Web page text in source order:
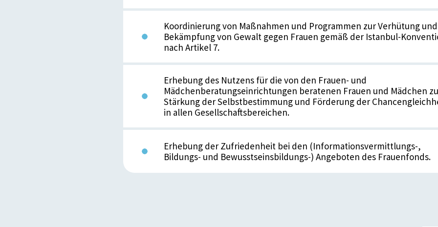
Koordinierung von Maßnahmen und Programmen zur Verhütung und
Bekämpfung von Gewalt gegen Frauen gemäß der Istanbul-
nach Artikel 7.
Erhebung des Nutzens für die von den Frauen- und
Mädchenberatungseinrichtungen beratenen Frauen und Mädchen
Stärkung der Selbstbestimmung und Förderung der
in allen Gesellschaftsbereichen.
Erhebung der Zufriedenheit bei den (Informationsvermittlungs-,
Bildungs- und Bewusstseinsbildungs-) Angeboten des Frauenfonds.